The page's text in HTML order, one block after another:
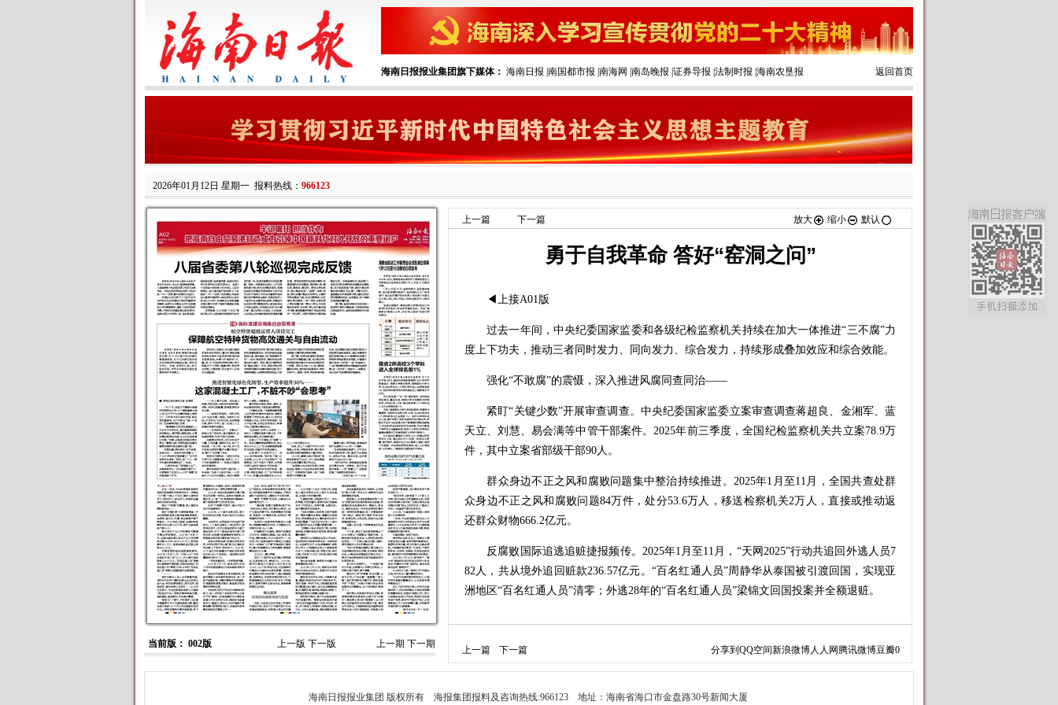
海南日报报业集团旗下媒体： 海南日报 南国都市报 南海网 南岛晚报 证券导报 法制时报 海南农垦报 返回首页
2026年01月12日 星期一 报料热线： 966123
当前版： 002版 上一版 下一版 上一期 下一期
上一篇 下一篇 放大 缩小 默认
勇于自我革命 答好“窑洞之问”
◀上接A01版
过去一年间，中央纪委国家监委和各级纪检监察机关持续在加大一体推进“三不腐”力
度上下功夫，推动三者同时发力、同向发力、综合发力，持续形成叠加效应和综合效能。
强化“不敢腐”的震慑，深入推进风腐同查同治——
紧盯“关键少数”开展审查调查。中央纪委国家监委立案审查调查蒋超良、金湘军、蓝
天立、刘慧、易会满等中管干部案件。2025年前三季度，全国纪检监察机关共立案78.9万
件，其中立案省部级干部90人。
群众身边不正之风和腐败问题集中整治持续推进。2025年1月至11月，全国共查处群
众身边不正之风和腐败问题84万件，处分53.6万人，移送检察机关2万人，直接或推动返
还群众财物666.2亿元。
反腐败国际追逃追赃捷报频传。2025年1月至11月，“天网2025”行动共追回外逃人员7
82人，共从境外追回赃款236.57亿元。“百名红通人员”周静华从泰国被引渡回国，实现亚
洲地区“百名红通人员”清零；外逃28年的“百名红通人员”梁锦文回国投案并全额退赃。
…………
有的长期出入私人会所聚餐饮酒，有的多次收受下属和私营企业主所送礼品礼金，有
的政绩观错位、急功近利、脱离实际，盲目举债上马项目……2026年元旦前夕，中央纪委
国家监委公开通报7起违反中央八项规定精神典型问题，指名道姓、直指病灶，形成强大
上一篇 下一篇 分享到 QQ空间新浪微博人人网 腾讯微博豆瓣0